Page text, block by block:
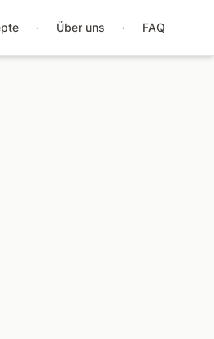
· Über uns · FAQ